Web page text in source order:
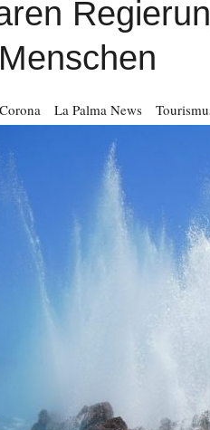
Corona La Palma News